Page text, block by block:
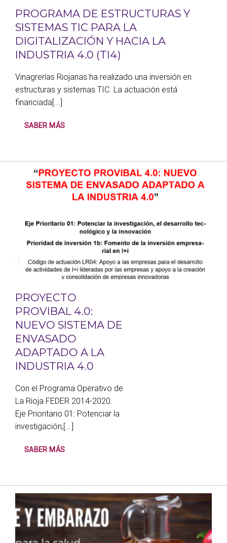
PROGRAMA DE ESTRUCTURAS Y
SISTEMAS TIC PARA LA
DIGITALIZACIÓN Y HACIA LA
INDUSTRIA 4.0 (TI4)
Vinagrerías Riojanas ha realizado una inversión en
estructuras y sistemas TIC. La actuación está
financiada[...]
SABER MÁS
PROYECTO
PROVIBAL 4.0:
NUEVO SISTEMA DE
ENVASADO
ADAPTADO A LA
INDUSTRIA 4.0
Con el Programa Operativo de
La Rioja FEDER 2014-2020.
Eje Prioritario 01: Potenciar la
investigación,[...]
SABER MÁS